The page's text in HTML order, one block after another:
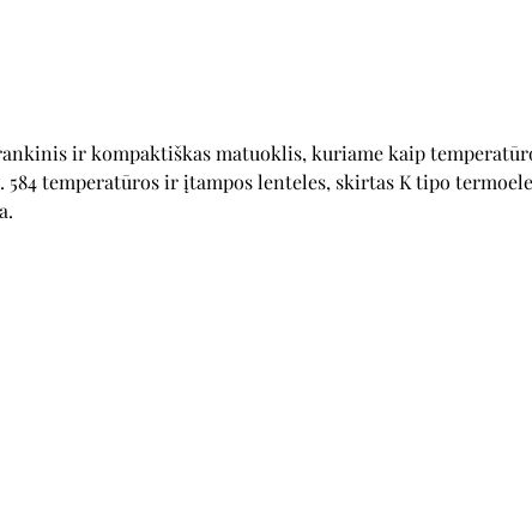
ir kompaktiškas matuoklis, kuriame kaip
temperatūros ir įtampos lenteles, skirtas K tipo